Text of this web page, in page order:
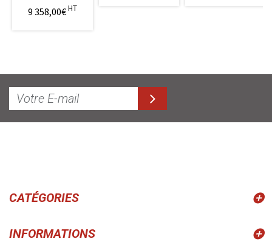
9 358,00€HT
CATÉGORIES
INFORMATIONS